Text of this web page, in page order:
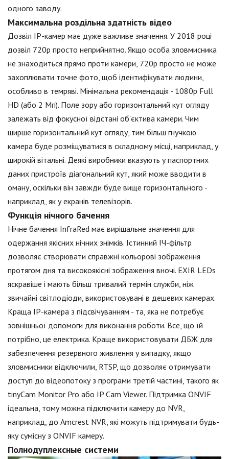
одного заводу.
Максимальна роздільна здатність відео
Дозвіл IP-камер має дуже важливе значення. У 2018 році
дозвіл 720p просто неприйнятно. Якщо особа зловмисника
не знаходиться прямо проти камери, 720p просто не може
захоплювати точне фото, щоб ідентифікувати людини,
особливо в темряві. Мінімальна рекомендація - 1080p Full
HD (або 2 Мп). Поле зору або горизонтальний кут огляду
залежать від фокусної відстані об'єктива камери. Чим
ширше горизонтальний кут огляду, тим більш гнучкою
камера буде розміщуватися в складному місці, наприклад, у
широкій вітальні. Деякі виробники вказують у паспортних
даних пристроїв діагональний кут, який може вводити в
оману, оскільки він завжди буде вище горизонтального -
наприклад, як у екранів телевізорів.
Функція нічного бачення
Нічне бачення InfraRed має вирішальне значення для
одержання якісних нічних знімків. Істинний ІЧ-фільтр
дозволяє створювати справжні кольорові зображення
протягом дня та високоякісні зображення вночі. EXIR LEDs
яскравіше і мають більш тривалий термін служби, ніж
звичайні світлодіоди, використовувані в дешевих камерах.
Краща IP-камера з підсвічуванням - та, яка не потребує
зовнішньої допомоги для виконання роботи. Все, що їй
потрібно, це електрика. Краще використовувати ДБЖ для
забезпечення резервного живлення у випадку, якщо
зловмисники відключили, RTSP, що дозволяє отримувати
доступ до відеопотоку з програми третій частині, такого як
tinyCam Monitor Pro або IP Cam Viewer. Підтримка ONVIF
ідеальна, тому можна підключити камеру до NVR,
наприклад, до Amcrest NVR, які можуть підтримувати будь-
яку сумісну з ONVIF камеру.
Полнодуплексные системи